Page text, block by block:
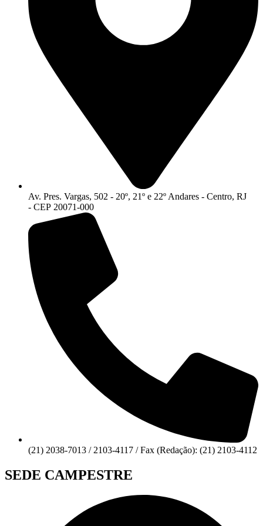
Av. Pres. Vargas, 502 - 20º, 21º e 22º Andares - Centro, RJ
- CEP 20071-000
(21) 2038-7013 / 2103-4117 / Fax (Redação): (21) 2103-4112
SEDE CAMPESTRE